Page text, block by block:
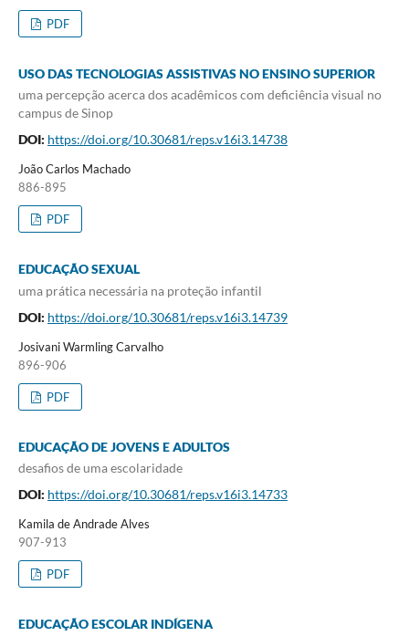
PDF
USO DAS TECNOLOGIAS ASSISTIVAS NO ENSINO SUPERIOR
uma percepção acerca dos acadêmicos com deficiência visual no
campus de Sinop
DOI: https://doi.org/10.30681/reps.v16i3.14738
João Carlos Machado
886-895
PDF
EDUCAÇÃO SEXUAL
uma prática necessária na proteção infantil
DOI: https://doi.org/10.30681/reps.v16i3.14739
Josivani Warmling Carvalho
896-906
PDF
EDUCAÇÃO DE JOVENS E ADULTOS
desafios de uma escolaridade
DOI: https://doi.org/10.30681/reps.v16i3.14733
Kamila de Andrade Alves
907-913
PDF
EDUCAÇÃO ESCOLAR INDÍGENA